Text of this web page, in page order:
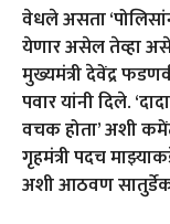
वेधले असता
येणार असेल तेव्हा
मुख्यमंत्री देवेंद्र
पवार यांनी दिले.
वचक होता’ अशी
गृहमंत्री पदच
अशी आठवण